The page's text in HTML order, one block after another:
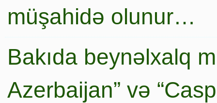
müşahidə olunur…
Bakıda beynəlxalq
Azerbaijan” və